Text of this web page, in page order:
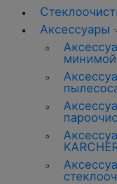
Аксессуары